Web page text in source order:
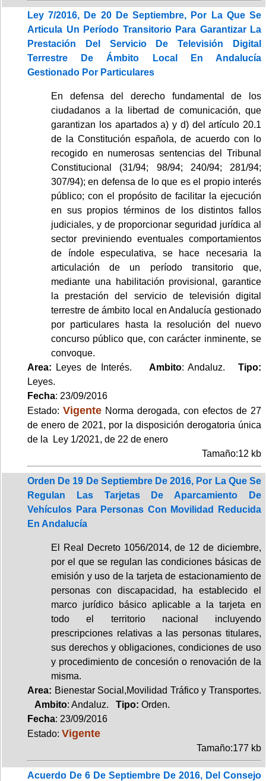
Ley 7/2016, De 20 De Septiembre, Por La Que Se
Articula Un Período Transitorio Para Garantizar La
Prestación Del Servicio De Televisión Digital
Terrestre De Ámbito Local En Andalucía
Gestionado Por Particulares
En defensa del derecho fundamental de los
ciudadanos a la libertad de comunicación, que
garantizan los apartados a) y d) del artículo 20.1
de la Constitución española, de acuerdo con lo
recogido en numerosas sentencias del Tribunal
Constitucional (31/94; 98/94; 240/94; 281/94;
307/94); en defensa de lo que es el propio interés
público; con el propósito de facilitar la ejecución
en sus propios términos de los distintos fallos
judiciales, y de proporcionar seguridad jurídica al
sector previniendo eventuales comportamientos
de índole especulativa, se hace necesaria la
articulación de un período transitorio que,
mediante una habilitación provisional, garantice
la prestación del servicio de televisión digital
terrestre de ámbito local en Andalucía gestionado
por particulares hasta la resolución del nuevo
concurso público que, con carácter inminente, se
convoque.
Area: Leyes de Interés. Ambito: Andaluz.Tipo:
Leyes.
Fecha: 23/09/2016
Estado: Vigente Norma derogada, con efectos de 27
de enero de 2021, por la disposición derogatoria única
de la Ley 1/2021, de 22 de enero
Tamaño:12 kb
Orden De 19 De Septiembre De 2016, Por La Que Se
Regulan Las Tarjetas De Aparcamiento De
Vehículos Para Personas Con Movilidad Reducida
En Andalucía
El Real Decreto 1056/2014, de 12 de diciembre,
por el que se regulan las condiciones básicas de
emisión y uso de la tarjeta de estacionamiento de
personas con discapacidad, ha establecido el
marco jurídico básico aplicable a la tarjeta en
todo el territorio nacional incluyendo
prescripciones relativas a las personas titulares,
sus derechos y obligaciones, condiciones de uso
y procedimiento de concesión o renovación de la
misma.
Area: Bienestar Social,Movilidad Tráfico y Transportes.
Ambito: Andaluz. Tipo: Orden.
Fecha: 23/09/2016
Estado: Vigente
Tamaño:177 kb
Acuerdo De 6 De Septiembre De 2016, Del Consejo